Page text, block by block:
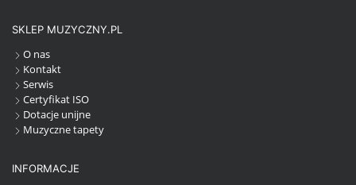
SKLEP MUZYCZNY.PL
O nas
Kontakt
Serwis
Certyfikat ISO
Dotacje unijne
Muzyczne tapety
INFORMACJE